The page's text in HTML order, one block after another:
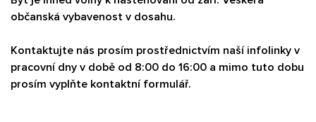
občanská vybavenost v dosahu.
Kontaktujte nás prosím prostřednictvím naší infolinky v
pracovní dny v době od 8:00 do 16:00 a mimo tuto dobu
prosím vyplňte kontaktní formulář.